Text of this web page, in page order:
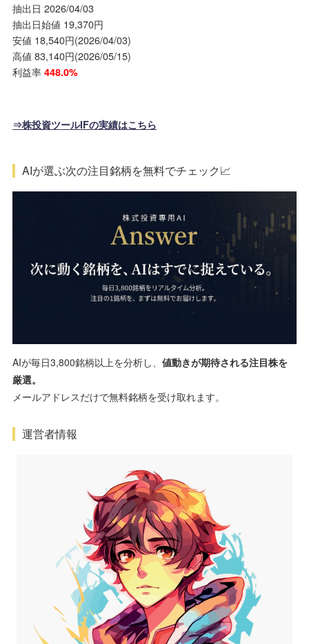
抽出日 2026/04/03
抽出日始値 19,370円
安値 18,540円(2026/04/03)
高値 83,140円(2026/05/15)
利益率 448.0%
⇒株投資ツールIFの実績はこちら
AIが選ぶ次の注目銘柄を無料でチェック📈
AIが毎日3,800銘柄以上を分析し、 値動きが期待される注目株を
厳選。
メールアドレスだけで無料銘柄を受け取れます。
運営者情報